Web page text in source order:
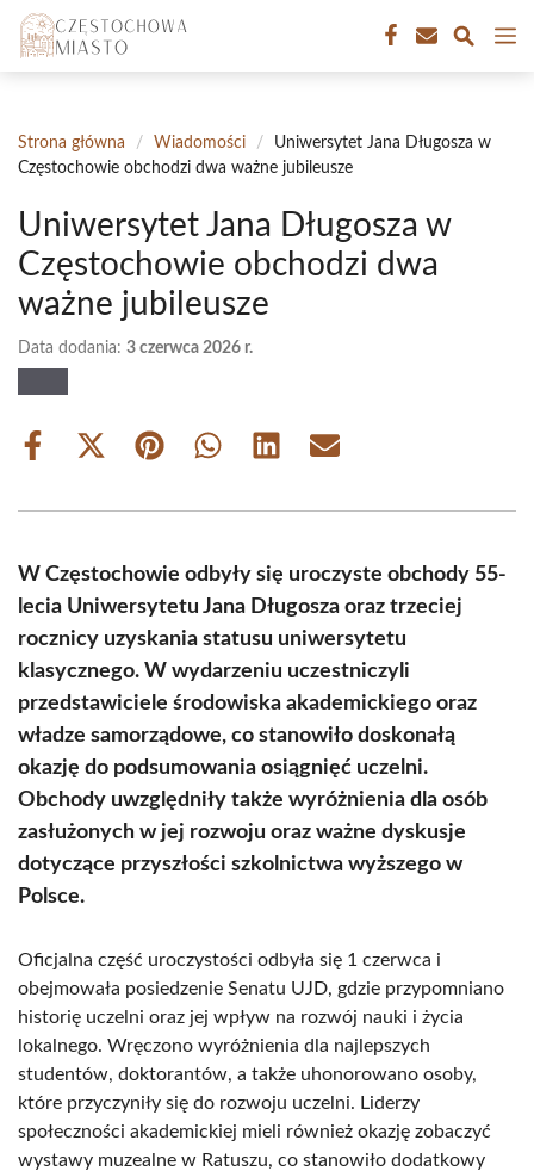
Przejdź
treści
Strona główna / Wiadomości /
Uniwersytet Jana Długosza w
Częstochowie obchodzi dwa ważne jubileusze
Uniwersytet Jana Długosza w
Częstochowie obchodzi dwa
ważne jubileusze
Data dodania: 3 czerwca 2026 r.
Share
Share
(Twitter)
Share Share Share Share
W Częstochowie odbyły się uroczyste obchody 55-
lecia Uniwersytetu Jana Długosza oraz trzeciej
rocznicy uzyskania statusu uniwersytetu
klasycznego. W wydarzeniu uczestniczyli
przedstawiciele środowiska akademickiego oraz
władze samorządowe, co stanowiło doskonałą
okazję do podsumowania osiągnięć uczelni.
Obchody uwzględniły także wyróżnienia dla osób
zasłużonych w jej rozwoju oraz ważne dyskusje
dotyczące przyszłości szkolnictwa wyższego w
Polsce.
Oficjalna część uroczystości odbyła się 1 czerwca i
obejmowała posiedzenie Senatu UJD, gdzie przypomniano
historię uczelni oraz jej wpływ na rozwój nauki i życia
lokalnego. Wręczono wyróżnienia dla najlepszych
studentów, doktorantów, a także uhonorowano osoby,
które przyczyniły się do rozwoju uczelni. Liderzy
społeczności akademickiej mieli również okazję zobaczyć
wystawy muzealne w Ratuszu, co stanowiło dodatkowy